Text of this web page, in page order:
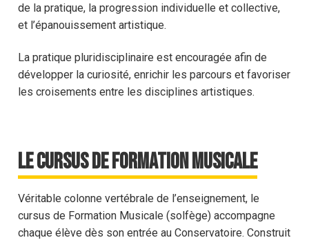
de la pratique, la progression individuelle et collective,
et l’épanouissement artistique.
La pratique pluridisciplinaire est encouragée afin de
développer la curiosité, enrichir les parcours et favoriser
les croisements entre les disciplines artistiques.
Le cursus de Formation Musicale
Véritable colonne vertébrale de l’enseignement, le
cursus de Formation Musicale (solfège) accompagne
chaque élève dès son entrée au Conservatoire. Construit